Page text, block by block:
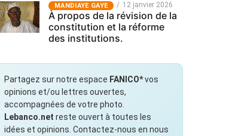
MANDIAYE GAYE 12 janvier 2026
À propos de la révision de la
constitution et la réforme
des institutions.
Partagez sur notre espace FANICO*vos
opinions et/ou lettres ouvertes,
accompagnées de votre photo.
Lebanco.net reste ouvert à toutes les
idées et opinions. Contactez-nous en nous